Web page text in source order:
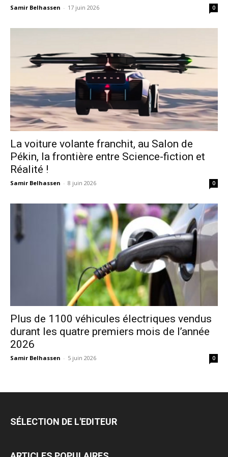
Samir Belhassen - 17 juin 2026 0
La voiture volante franchit, au Salon de
Pékin, la frontière entre Science-fiction et
Réalité !
Samir Belhassen - 8 juin 2026 0
Plus de 1100 véhicules électriques vendus
durant les quatre premiers mois de l’année
2026
Samir Belhassen - 5 juin 2026 0
SÉLECTION DE L'EDITEUR